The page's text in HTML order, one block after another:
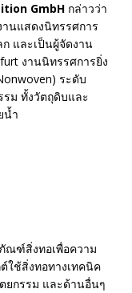
GmbH กล่าวว่า
านแสดงนิทรรศการ
และเป็นผู้จัดงาน
งานนิทรรศการยิ่ง
ระดับ
ม ทั้งวัตถุดิบและ
น้ำ
ณฑ์สิ่งทอเพื่อความ
ใช้สิ่งทอทางเทคนิค
ยกรรม และด้านอื่นๆ